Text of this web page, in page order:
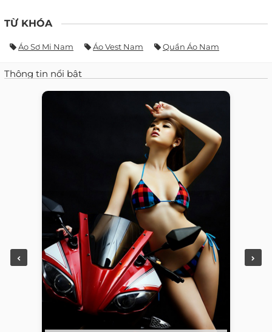
TỪ KHÓA
Áo Sơ Mi Nam Áo Vest Nam Quần Áo Nam
Thông tin nổi bật